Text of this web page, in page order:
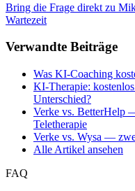
Bring die Frage direkt zu
Wartezeit
Verwandte Beiträge
Was KI-Coaching
KI-Therapie:
Unterschied?
Verke vs. BetterHelp
Teletherapie
Verke vs. Wysa —
Alle Artikel ansehen
FAQ